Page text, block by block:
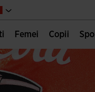
Femei Copii